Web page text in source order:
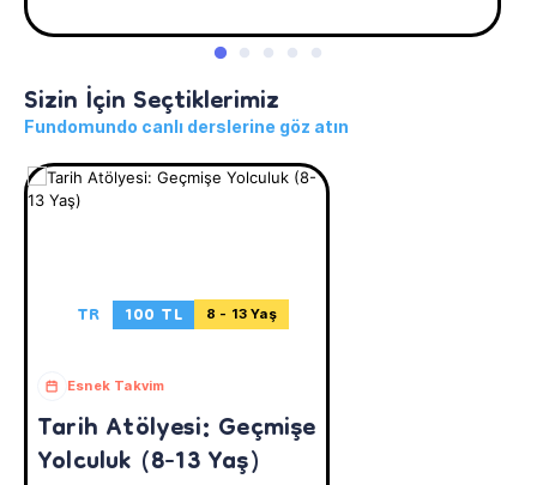
Sizin İçin Seçtiklerimiz
Fundomundo canlı derslerine göz atın
TR 100 TL 8 - 13 Yaş
Esnek Takvim
Tarih Atölyesi: Geçmişe
Yolculuk (8-13 Yaş)